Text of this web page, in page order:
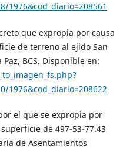
1976&cod_diario=208561
que expropia por causa
de terreno al ejido San
BCS. Disponible en:
1976&cod_diario=208622
el que se expropia por
de 497-53-77.43
de Asentamientos